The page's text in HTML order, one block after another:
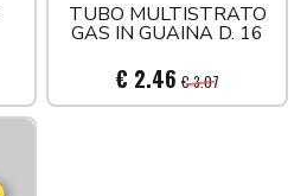
TUBO MULTISTRATO
GAS IN GUAINA D. 16
€ 2.46 € 3.07